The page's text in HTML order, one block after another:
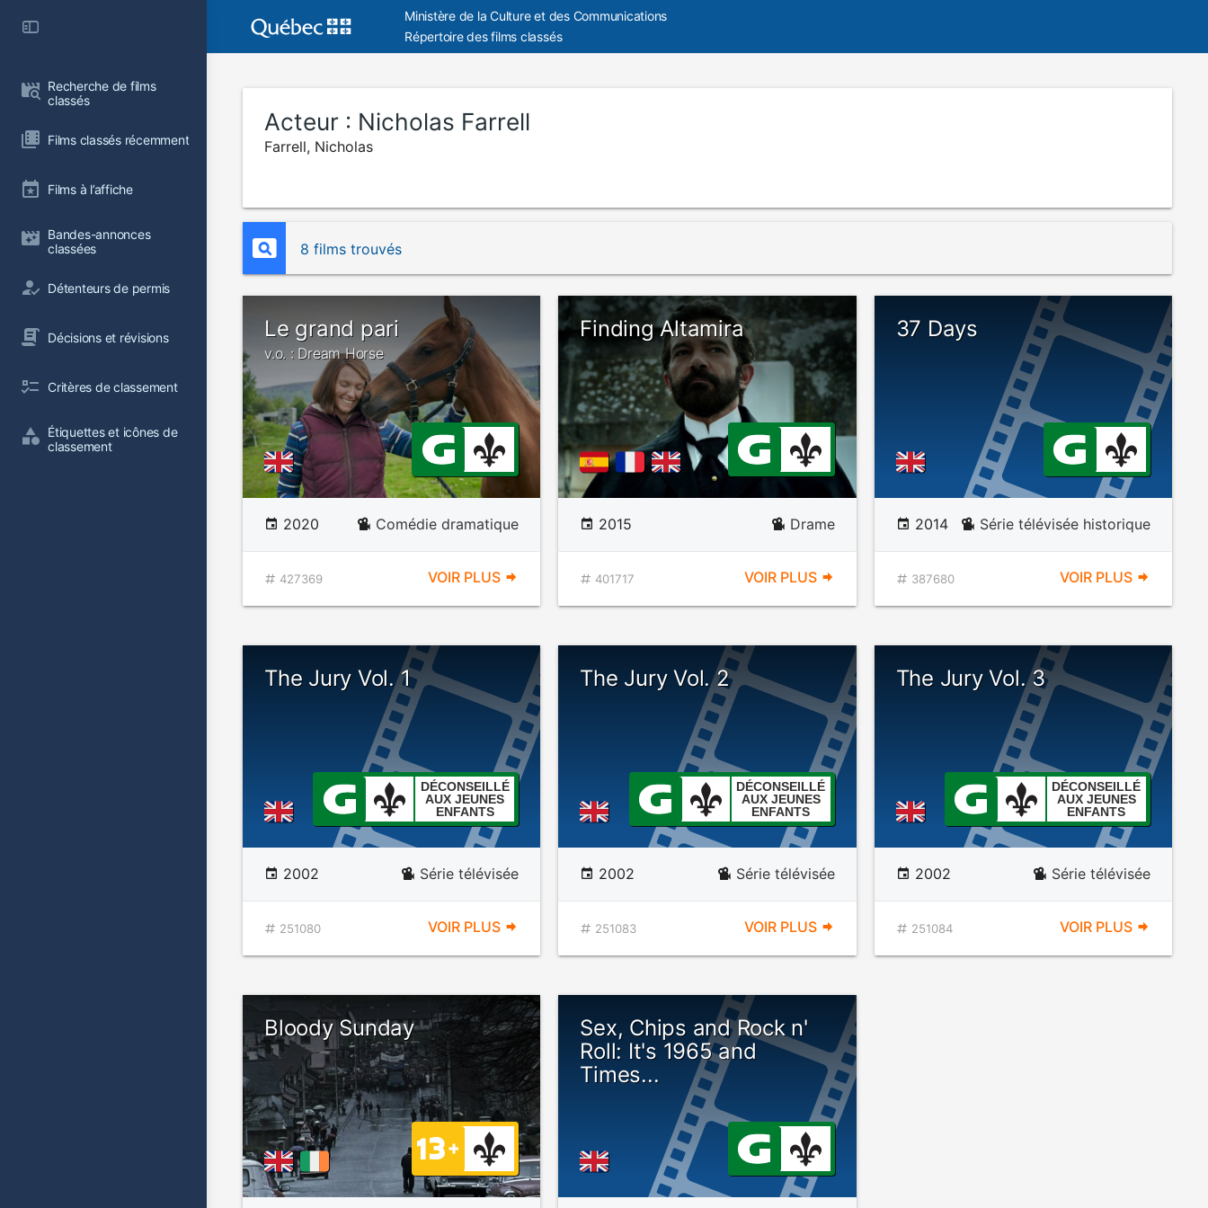
Recherche de films
classés
Films classés récemment
Films à l’affiche
Bandes-annonces
classées
Détenteurs de permis
Décisions et révisions
Critères de classement
Étiquettes et icônes de
classement
Ministère de la Culture et des Communications
Répertoire des films classés
Acteur : Nicholas Farrell
Farrell, Nicholas
8 films trouvés
Le grand pari
v.o. : Dream Horse
2020 Comédie dramatique
427369 VOIR PLUS
Finding Altamira
2015 Drame
401717 VOIR PLUS
37 Days
2014 Série télévisée historique
387680 VOIR PLUS
The Jury Vol. 1
DÉCONSEILLÉ
AUX JEUNES
ENFANTS
2002 Série télévisée
251080 VOIR PLUS
The Jury Vol. 2
DÉCONSEILLÉ
AUX JEUNES
ENFANTS
2002 Série télévisée
251083 VOIR PLUS
The Jury Vol. 3
DÉCONSEILLÉ
AUX JEUNES
ENFANTS
2002 Série télévisée
251084 VOIR PLUS
Bloody Sunday
Sex, Chips and Rock n'
Roll: It's 1965 and
Times...